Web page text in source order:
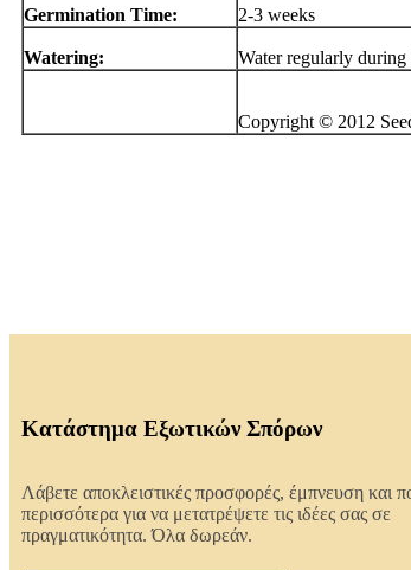
Germination Time: 2-3 weeks
Watering: Water regularly during
Copyright © 2012
Κατάστημα Εξωτικών Σπόρων
Λάβετε αποκλειστικές προσφορές, έμπνευση και
περισσότερα για να μετατρέψετε τις ιδέες σας σε
πραγματικότητα. Όλα δωρεάν.